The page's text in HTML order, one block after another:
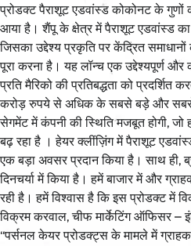
प्रोडक्ट पैराशूट एडवांस्ड कोकोनट के गुणों
आया है। शैंपू के क्षेत्र में पैराशूट एडवांस्ड
जिसका उद्देश्य प्रकृति पर केंद्रित
पूरा करना है। यह लॉन्च एक उद्देश्यपूर्ण
प्रति मैरिको की प्रतिबद्धता को
करोड़ रुपये से अधिक के सबसे बड़े और
सेगमेंट में कंपनी की स्थिति मजबूत होगी,
बढ़ रहा है । हेयर क्लींज़िंग में पैराशूट
एक बड़ा अवसर प्रदान किया है। साथ ही,
दिनचर्या में किया है। हमें बाजार में और
रही है। हमें विश्वास है कि इस प्रोडक्ट में
विक्रम करवाल, चीफ मार्केटिंग ऑफिसर –
‘‘पर्सनल केयर प्रोडक्ट्स के मामले में